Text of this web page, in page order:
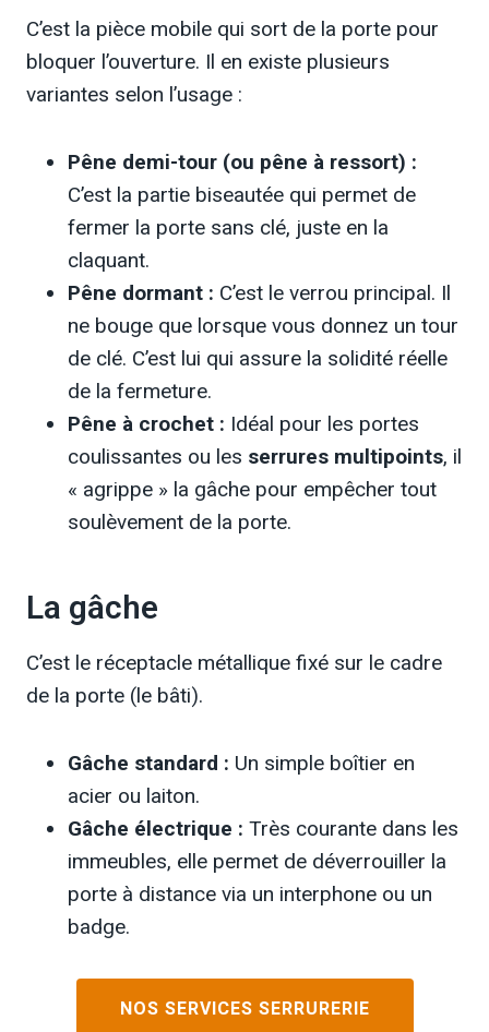
C’est la pièce mobile qui sort de la porte pour
bloquer l’ouverture. Il en existe plusieurs
variantes selon l’usage :
Pêne demi-tour (ou pêne à ressort) :
C’est la partie biseautée qui permet de
fermer la porte sans clé, juste en la
claquant.
Pêne dormant : C’est le verrou principal. Il
ne bouge que lorsque vous donnez un tour
de clé. C’est lui qui assure la solidité réelle
de la fermeture.
Pêne à crochet : Idéal pour les portes
coulissantes ou les serrures multipoints, il
« agrippe » la gâche pour empêcher tout
soulèvement de la porte.
La gâche
C’est le réceptacle métallique fixé sur le cadre
de la porte (le bâti).
Gâche standard : Un simple boîtier en
acier ou laiton.
Gâche électrique : Très courante dans les
immeubles, elle permet de déverrouiller la
porte à distance via un interphone ou un
badge.
NOS SERVICES SERRURERIE